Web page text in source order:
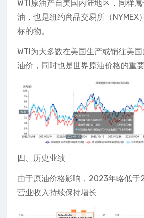
WTI原油产自美国内陆地区，同样
油，也是纽约商品交易所（NYMEX
标的物。
WTI为大多数在美国生产或销往美
油价，同时也是世界原油价格的重
四、历史业绩
由于原油价格影响，2023年略低
营业收入持续保持增长